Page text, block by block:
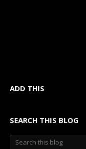
ADD THIS
SEARCH THIS BLOG